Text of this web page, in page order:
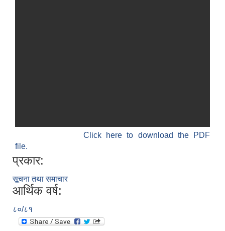
Click here to download the PDF
file.
प्रकार:
सूचना तथा समाचार
आर्थिक वर्ष:
८०/८१